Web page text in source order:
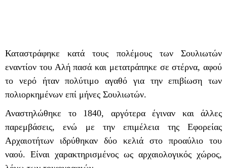
Καταστράφηκε κατά τους πολέμους των Σουλιωτών
εναντίον του Αλή πασά και μετατράπηκε σε στέρνα, αφού
το νερό ήταν πολύτιμο αγαθό για την επιβίωση των
πολιορκημένων επί μήνες Σουλιωτών.
Αναστηλώθηκε το 1840, αργότερα έγιναν και άλλες
παρεμβάσεις, ενώ με την επιμέλεια της Εφορείας
Αρχαιοτήτων ιδρύθηκαν δύο κελιά στο προαύλιο του
ναού. Είναι χαρακτηρισμένος ως αρχαιολογικός χώρος,